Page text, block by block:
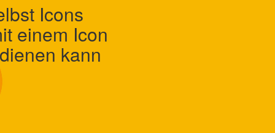
Icons
einem Icon
kann